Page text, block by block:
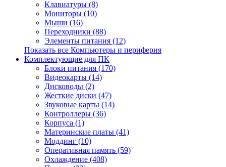
Клавиатуры (8)
Мониторы (10)
Мыши (16)
Переходники (88)
Элементы питания (12)
Показать все Компьютеры и периферия
Комплектующие для ПК
Блоки питания (170)
Видеокарты (14)
Дисководы (2)
Жесткие диски (47)
Звуковые карты (14)
Контроллеры (36)
Корпуса (1)
Материнские платы (41)
Моддинг (10)
Оперативная память (59)
Охлаждение (408)